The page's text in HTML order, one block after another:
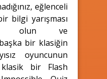
eğlenceli
bilgi yarışması
olun ve
bir klasiğin
oyuncunun
klasik bir Flash